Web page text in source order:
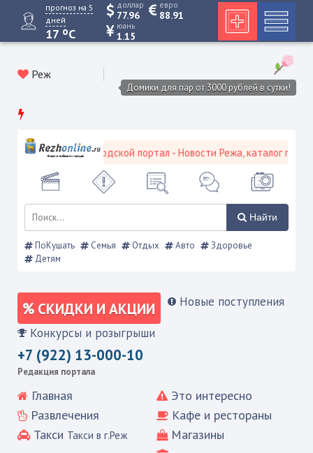
прогноз на 5
дней
17 oC
доллар
77.96
евро
88.91
юань
1.15
Реж
Домики для пар от 3000 рублей в сутки!
Режевской городской портал - Новости Режа, каталог
Найти
ПоКушать Семья Отдых Авто
Здоровье
Детям
СКИДКИ И АКЦИИ Новые поступления
Конкурсы и розыгрыши
+7 (922) 13-000-10
Редакция портала
Главная
Это интересно
Развлечения
Кафе и рестораны
Такси Такси в г.Реж
Магазины